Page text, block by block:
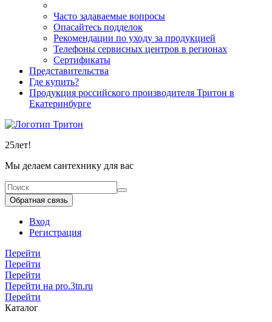
Часто задаваемые вопросы
Опасайтесь подделок
Рекомендации по уходу за продукцией
Телефоны сервисных центров в регионах
Сертификаты
Представительства
Где купить?
Продукция российского производителя Тритон в
Екатеринбурге
25лет!
Мы делаем сантехнику для вас
Обратная связь
Вход
Регистрация
Перейти
Перейти
Перейти
Перейти на pro.3tn.ru
Перейти
Каталог